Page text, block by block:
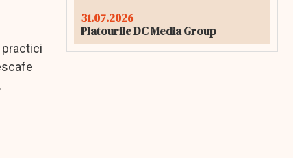
31.07.2026
Platourile DC Media Group